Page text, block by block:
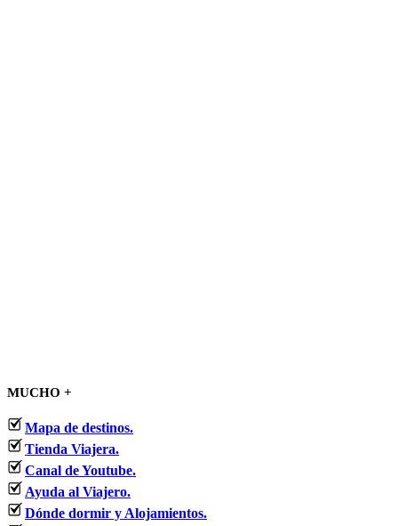
MUCHO +
Mapa de destinos.
Tienda Viajera.
Canal de Youtube.
Ayuda al Viajero.
Dónde dormir y Alojamientos.